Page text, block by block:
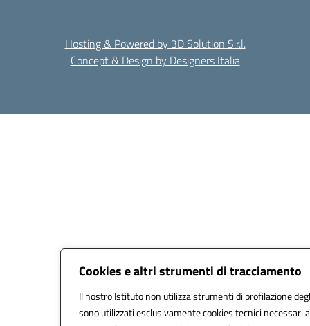
Cookies e altri strumenti di tracciamento
Il nostro Istituto non utilizza strumenti di profilazione
sono utilizzati esclusivamente cookies tecnici necessari
Hosting & Powered by 3D Solution S.r.l.
Concept & Design by Designers Italia